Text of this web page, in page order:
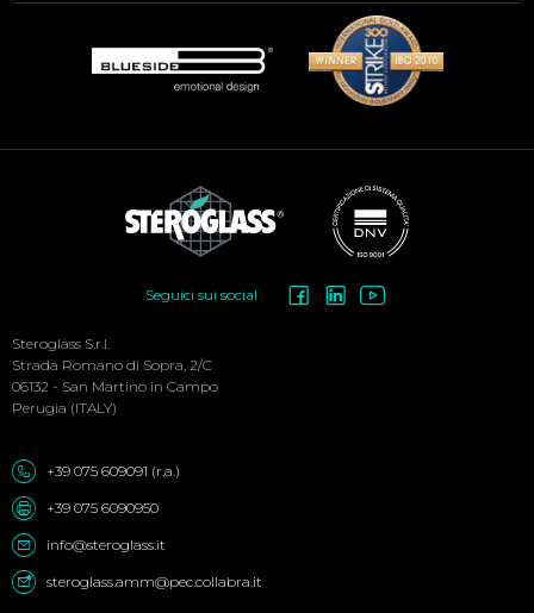
Menu
Seguici sui social
Steroglass S.r.l.
Strada Romano di Sopra, 2/C
06132 - San Martino in Campo
Perugia (ITALY)
+39 075 609091 (r.a.)
+39 075 6090950
info@steroglass.it
steroglass.amm@pec.collabra.it